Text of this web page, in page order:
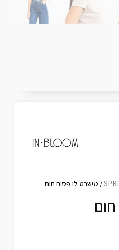
/ טישרט לו פסים חום